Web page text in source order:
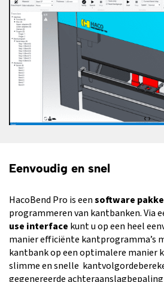
Eenvoudig en snel
HacoBend Pro is eensoftware
programmeren van kantbanken. Via
use interface kunt u op een heel
manier efficiënte kantprogramma’s
kantbank op een optimalere manier
slimme en snelle
gegenereerde